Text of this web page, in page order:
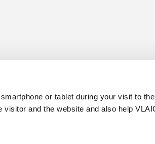
or tablet during your visit to the
and the website and also help